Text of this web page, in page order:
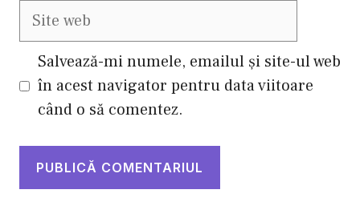
Site
Salvează-mi numele, emailul și site-ul web
în acest navigator pentru data viitoare
când o să comentez.